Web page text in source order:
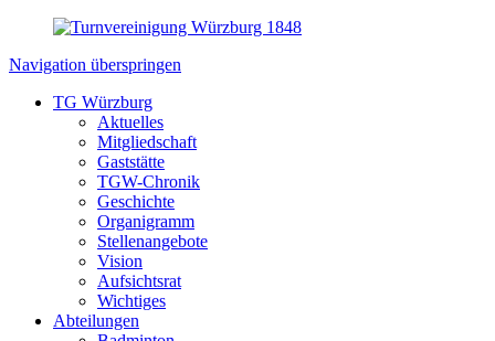
Navigation überspringen
TG Würzburg
Aktuelles
Mitgliedschaft
Gaststätte
TGW-Chronik
Geschichte
Organigramm
Stellenangebote
Vision
Aufsichtsrat
Wichtiges
Abteilungen